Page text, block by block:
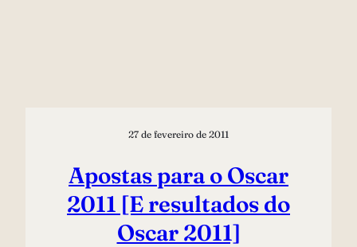
27 de fevereiro de 2011
Apostas para o Oscar
2011 [E resultados do
Oscar 2011]